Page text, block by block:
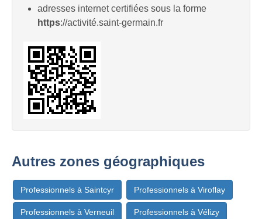
adresses internet certifiées sous la forme
https://activité.saint-germain.fr
Autres zones géographiques
Professionnels à Saintcyr Professionnels à Viroflay
Professionnels à Verneuil Professionnels à Vélizy